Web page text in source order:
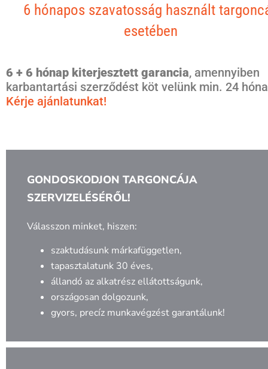
6 hónapos szavatosság használt
esetében
6 + 6 hónap kiterjesztett garancia, amennyiben
karbantartási szerződést köt velünk min. 24
Kérje ajánlatunkat!
GONDOSKODJON TARGONCÁJA
SZERVIZELÉSÉRŐL!
Válasszon minket, hiszen:
szaktudásunk márkafüggetlen,
tapasztalatunk 30 éves,
állandó az alkatrész ellátottságunk,
országosan dolgozunk,
gyors, precíz munkavégzést garantálunk!